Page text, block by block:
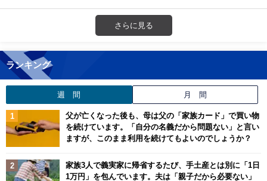
さらに見る
ランキング
週 間 月 間
父が亡くなった後も、母は父の「家族カード」で買い物
を続けています。「自分の名義だから問題ない」と言い
ますが、このまま利用を続けてもよいのでしょうか？
家族3人で義実家に帰省するたび、手土産とは別に「1日
1万円」を包んでいます。夫は「親子だから必要ない」